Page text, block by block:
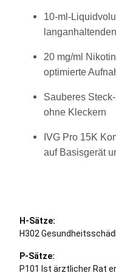
20 mg/ml
optimierte
Sauberes
ohne Kleckern
IVG Pro 15K
auf Basisgerät
H-Sätze:
H302
P-Sätze:
P101 Ist ärztlicher Rat